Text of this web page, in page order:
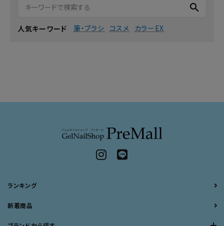
search
人気キーワード 筆・ブラシ コスメ カラーEX
ランキング
新着商品